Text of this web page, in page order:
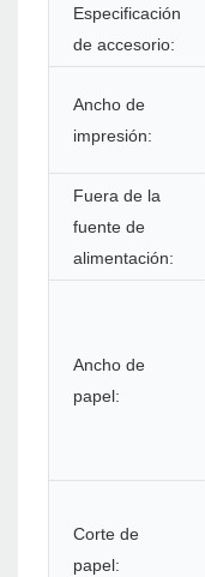
Especificación
de accesorio:
Ancho de
impresión:
Fuera de la
fuente de
alimentación:
Ancho de
papel:
Corte de
papel: